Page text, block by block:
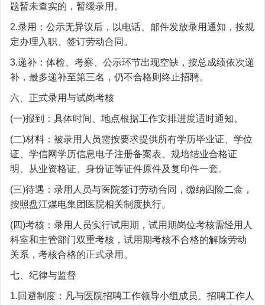
题暂未查实的，暂缓录用。
2.录用：公示无异议后，以电话、邮件发放录用通知，按规
定办理入职、签订劳动合同。
3.递补：体检、考察、公示环节出现空缺，按总成绩依次递
补，最多递补至第三名，仍不合格则终止招聘。
六、正式录用与试岗考核
(一)报到：具体时间、地点根据工作安排进度适时通知。
(二)材料：被录用人员需按要求提供所有学历毕业证、学位
证、学信网学历信息电子注册备案表、规培结业合格证
明、从业资格证、身份证等证件原件及复印件一套。
(三)待遇：录用人员与医院签订劳动合同，缴纳四险二金，
按照盘江煤电集团医院相关制度执行。
(四)考核：录用人员实行试用期，试用期岗位考核需经用人
科室和主管部门双重考核，试用期考核不合格的解除劳动
关系，考核合格的正式录用。
七、纪律与监督
1.回避制度：凡与医院招聘工作领导小组成员、招聘工作人